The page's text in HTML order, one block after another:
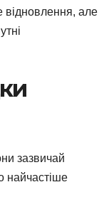
відновлення, але
зазвичай
найчастіше